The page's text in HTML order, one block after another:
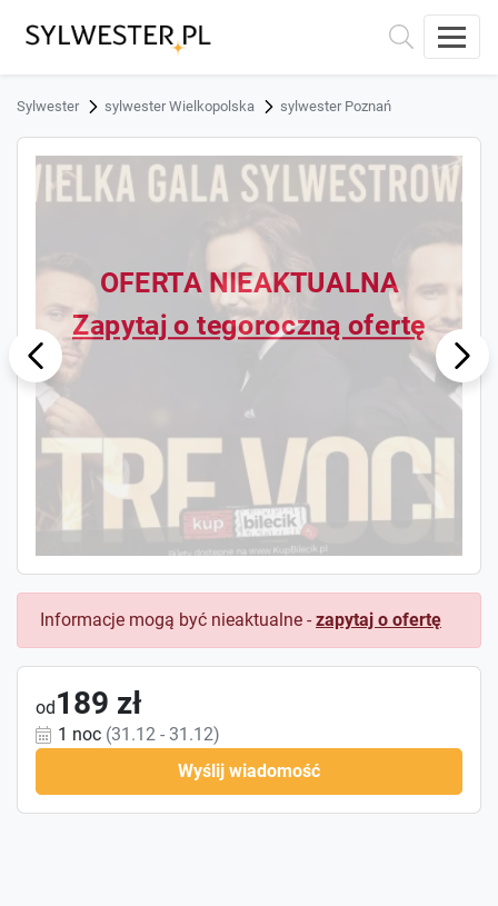
Sylwester sylwester Wielkopolska sylwester Poznań
Previ
ous
OFERTA NIEAKTUALNA
Zapytaj o tegoroczną ofertę
Next
Informacje mogą być nieaktualne - zapytaj o ofertę
od189 zł
1 noc (31.12 - 31.12)
Wyślij wiadomość